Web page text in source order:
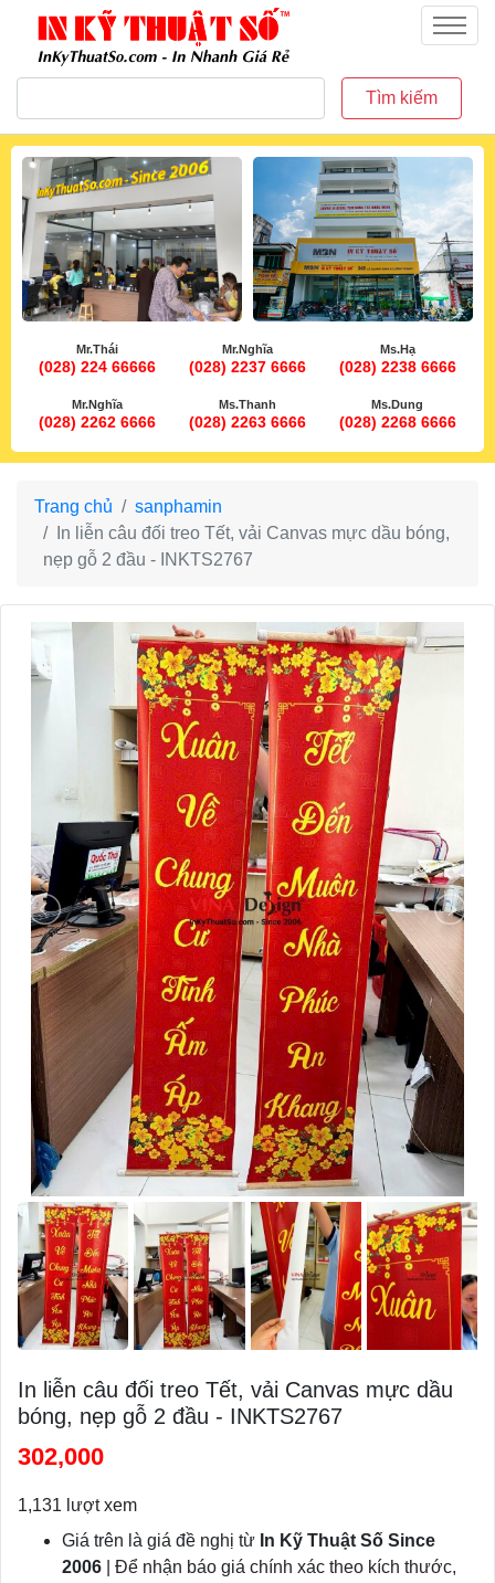
inkythuatso.com
Menu
Tìm kiếm
Mr.Thái
(028) 224 66666
Mr.Nghĩa
(028) 2237 6666
Ms.Hạ
(028) 2238 6666
Mr.Nghĩa
(028) 2262 6666
Ms.Thanh
(028) 2263 6666
Ms.Dung
(028) 2268 6666
Trang chủ
sanphamin
In liễn câu đối treo Tết, vải Canvas mực dầu bóng,
nẹp gỗ 2 đầu - INKTS2767
In liễn câu đối treo Tết, vải Canvas mực dầu
bóng, nẹp gỗ 2 đầu - INKTS2767
302,000
1,131 lượt xem
Giá trên là giá đề nghị từ In Kỹ Thuật Số Since
2006 | Để nhận báo giá chính xác theo kích thước,